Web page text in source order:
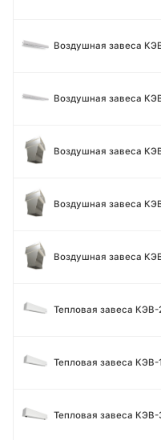
Воздушная завеса
Воздушная завеса
Воздушная завеса
Воздушная завеса
Воздушная завеса
Тепловая завеса КЭВ-
Тепловая завеса КЭВ-
Тепловая завеса КЭВ-